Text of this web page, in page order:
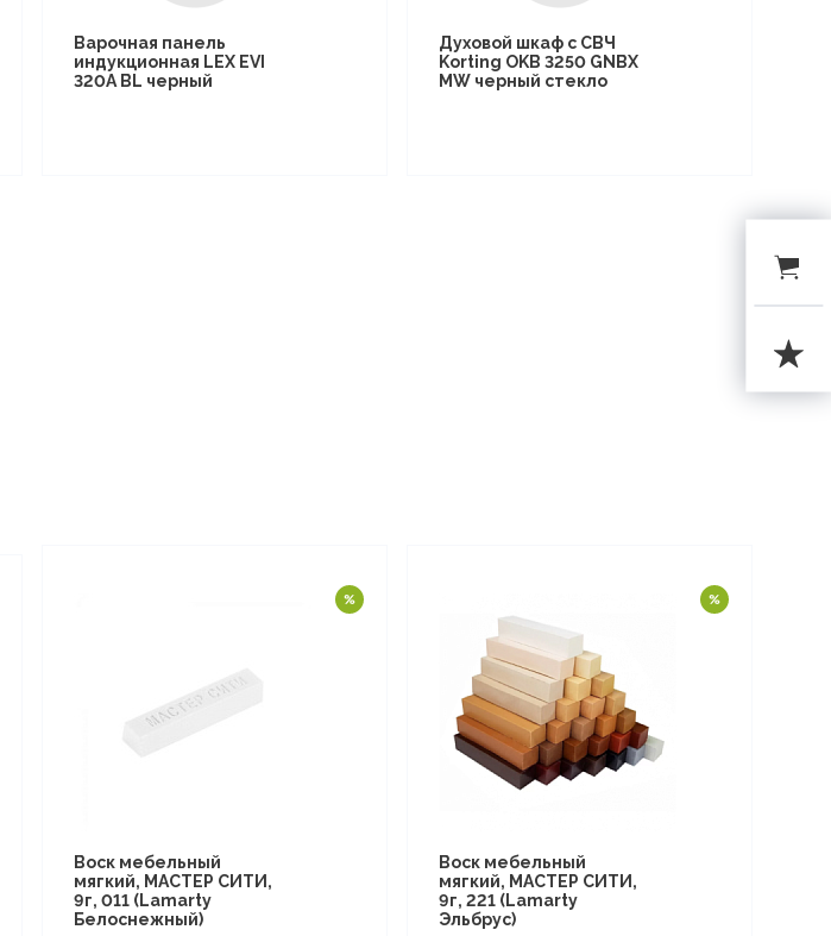
Варочная панель
индукционная LEX EVI
320A BL черный
Духовой шкаф с СВЧ
Korting OKB 3250 GNBX
MW черный стекло
Воск мебельный
мягкий, МАСТЕР СИТИ,
9г, 011 (Lamarty
Белоснежный)
Воск мебельный
мягкий, МАСТЕР СИТИ,
9г, 221 (Lamarty
Эльбрус)